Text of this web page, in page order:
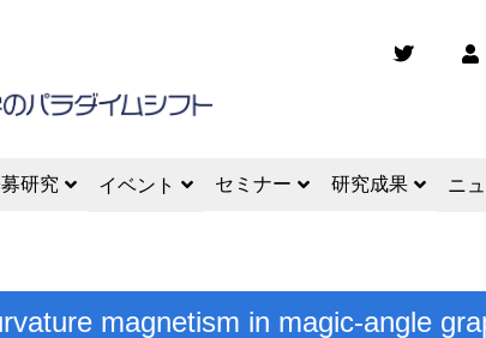
研究 イベント セミナー 研究成果 ニ
magnetism in magic-angle